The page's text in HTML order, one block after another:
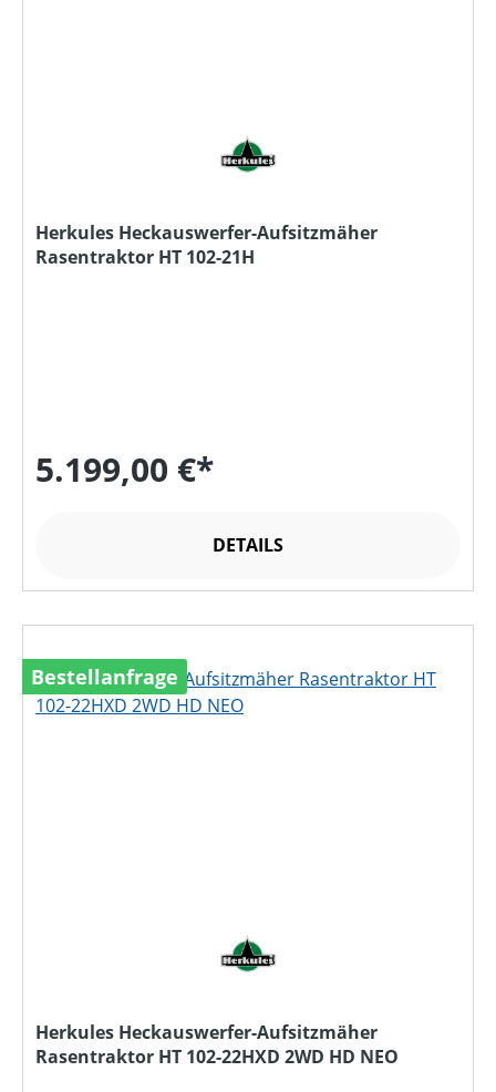
Herkules Heckauswerfer-Aufsitzmäher
Rasentraktor HT 102-21H
5.199,00 €*
DETAILS
Bestellanfrage
Herkules Heckauswerfer-Aufsitzmäher
Rasentraktor HT 102-22HXD 2WD HD NEO